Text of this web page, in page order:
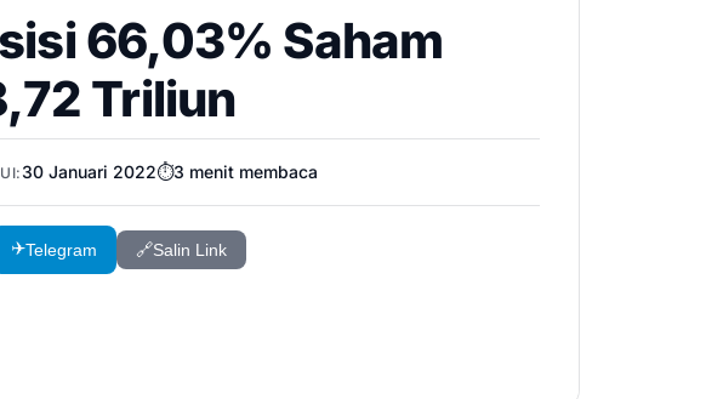
66,03% Saham
Triliun
30 Januari 2022⏱️3 menit membaca
✈️Telegram 🔗Salin Link